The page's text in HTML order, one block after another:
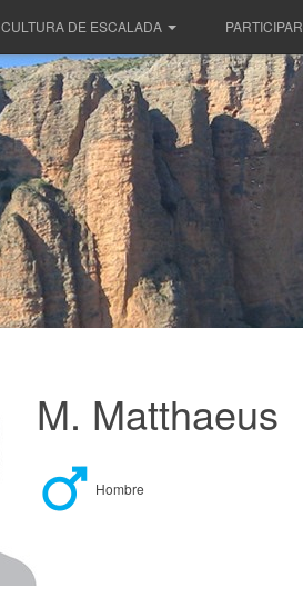
CULTURA DE ESCALADA PARTICIPAR
M. Matthaeus
Hombre